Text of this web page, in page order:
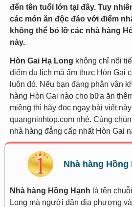
đến tên tuổi lớn tại đây. Tuy
các món ăn độc đáo với điểm
không thể bỏ lỡ các nhà hàng
này.
Hòn Gai Hạ Long không chỉ nổi
điểm du lịch mà ẩm thực Hòn Gai
luôn đó. Nếu bạn đang phân vân
hàng Hòn Gai nào cho bữa ăn
miệng thì hãy đọc ngay bài viết
quangninhtop.com nhé. Cùng
nhà hàng đẳng cấp nhất Hòn Gai
Nhà hàng Hồng
Nhà hàng Hồng Hạnh là tên
Long mà người dân địa phương